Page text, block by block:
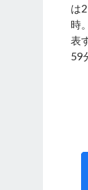
は
時
表
59